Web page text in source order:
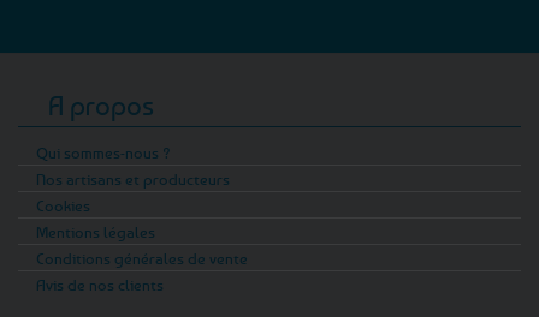
A propos
Qui sommes-nous ?
Nos artisans et producteurs
Cookies
Mentions légales
Conditions générales de vente
Avis de nos clients